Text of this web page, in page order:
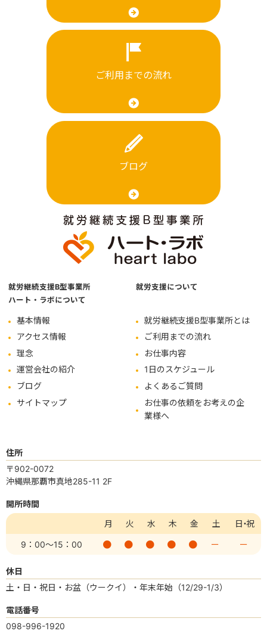
ご利用までの流れ
ブログ
就労継続支援B型事業所
ハート・ラボについて
基本情報
アクセス情報
理念
運営会社の紹介
ブログ
サイトマップ
就労支援について
就労継続支援B型事業所とは
ご利用までの流れ
お仕事内容
1日のスケジュール
よくあるご質問
お仕事の依頼をお考えの企
業様へ
住所
〒902-0072
沖縄県那覇市真地285-11 2F
開所時間
月
火 水 木 金 土 日・祝
9：00～15：00 ー ー
休日
土・日・祝日・お盆（ウークイ）・年末年始（12/29-1/3）
電話番号
098-996-1920